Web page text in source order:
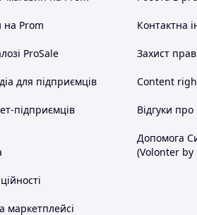
на Prom
ProSale
для підприємців
підприємців
маркетплейсі
Контактна
Захист
Content
Відгуки
Допомога
(Volonter by